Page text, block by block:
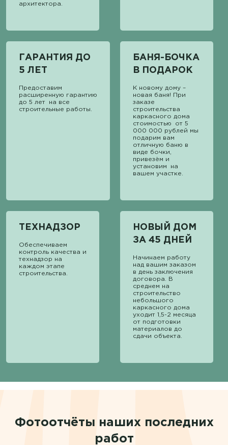
архитектора.
ГАРАНТИЯ ДО
5 ЛЕТ
Предоставим
расширенную гарантию
до 5 лет на все
строительные работы.
БАНЯ-БОЧКА
В ПОДАРОК
К новому дому –
новая баня! При
заказе
строительства
каркасного дома
стоимостью от 5
000 000 рублей мы
подарим вам
отличную баню в
виде бочки,
привезём и
установим на
вашем участке.
ТЕХНАДЗОР
Обеспечиваем
контроль качества и
технадзор на
каждом этапе
строительства.
НОВЫЙ ДОМ
ЗА 45 ДНЕЙ
Начинаем работу
над вашим заказом
в день заключения
договора. В
среднем на
строительство
небольшого
каркасного дома
уходит 1,5-2 месяца
от подготовки
материалов до
сдачи объекта.
Фотоотчёты наших последних
работ